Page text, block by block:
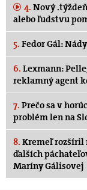
4. Nový
alebo ľudstvu
5. Fedor Gál:
6. Lexmann:
reklamný agent
7. Prečo sa v
problém len na
8. Kremeľ rozšíril
ďalších
Maríny Gálisovej